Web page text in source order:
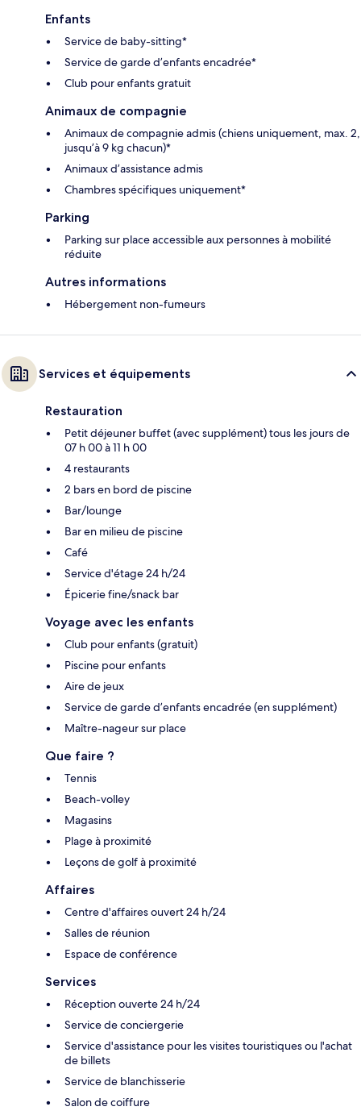
Enfants
Service de baby-sitting*
Service de garde d’enfants encadrée*
Club pour enfants gratuit
Animaux de compagnie
Animaux de compagnie admis (chiens uniquement, max. 2,
jusqu’à 9 kg chacun)*
Animaux d’assistance admis
Chambres spécifiques uniquement*
Parking
Parking sur place accessible aux personnes à mobilité
réduite
Autres informations
Hébergement non-fumeurs
Services et équipements
Restauration
Petit déjeuner buffet (avec supplément) tous les jours de
07 h 00 à 11 h 00
4 restaurants
2 bars en bord de piscine
Bar/lounge
Bar en milieu de piscine
Café
Service d'étage 24 h/24
Épicerie fine/snack bar
Voyage avec les enfants
Club pour enfants (gratuit)
Piscine pour enfants
Aire de jeux
Service de garde d’enfants encadrée (en supplément)
Maître-nageur sur place
Que faire ?
Tennis
Beach-volley
Magasins
Plage à proximité
Leçons de golf à proximité
Affaires
Centre d'affaires ouvert 24 h/24
Salles de réunion
Espace de conférence
Services
Réception ouverte 24 h/24
Service de conciergerie
Service d'assistance pour les visites touristiques ou l'achat
de billets
Service de blanchisserie
Salon de coiffure